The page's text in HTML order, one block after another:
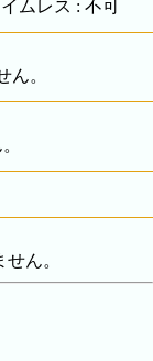
ムレス : 不可
ん。
ん。